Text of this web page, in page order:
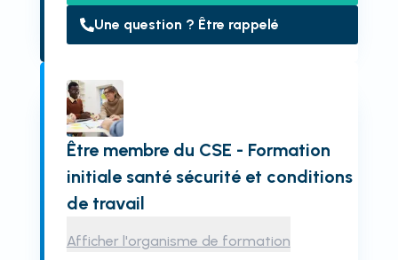
Une question ? Être rappelé
Être membre du CSE - Formation
initiale santé sécurité et conditions
de travail
Afficher l'organisme de formation